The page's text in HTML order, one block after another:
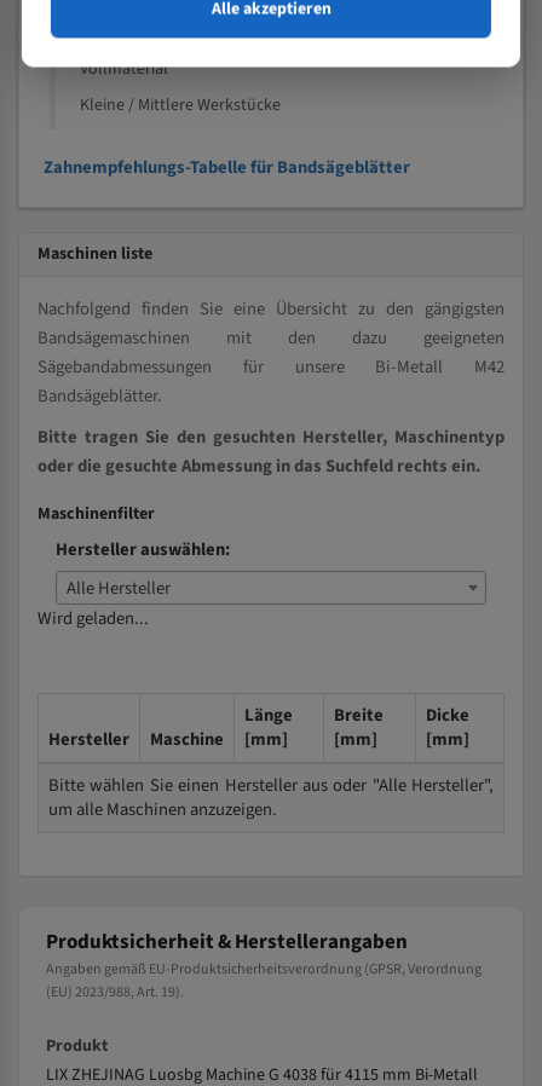
Speziell entwickelt für Profile / Rohre
Kleine und mittlere Profile / Kleine Durchmesser
Vollmaterial
Kleine / Mittlere Werkstücke
Zahnempfehlungs-Tabelle für Bandsägeblätter
Maschinen liste
Nachfolgend finden Sie eine Übersicht zu den gängigsten
Bandsägemaschinen mit den dazu geeigneten
Sägebandabmessungen für unsere Bi-Metall M42
Bandsägeblätter.
Bitte tragen Sie den gesuchten Hersteller, Maschinentyp
oder die gesuchte Abmessung in das Suchfeld rechts ein.
Maschinenfilter
Hersteller auswählen:
Alle Hersteller
Wird geladen...
Hersteller Maschine
Länge
[mm]
Breite
[mm]
Dicke
[mm]
Bitte wählen Sie einen Hersteller aus oder "Alle Hersteller",
um alle Maschinen anzuzeigen.
Produktsicherheit & Herstellerangaben
Angaben gemäß EU-Produktsicherheitsverordnung (GPSR, Verordnung
(EU) 2023/988, Art. 19).
Produkt
LIX ZHEJINAG Luosbg Machine G 4038 für 4115 mm Bi-Metall
Alle akzeptieren